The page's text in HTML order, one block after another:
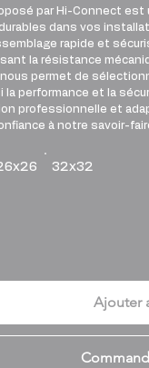
par Hi-Connect
dans vos
rapide et
la résistance
permet de
performance et la
professionnelle et
à notre savoir-
32x32
Ajouter